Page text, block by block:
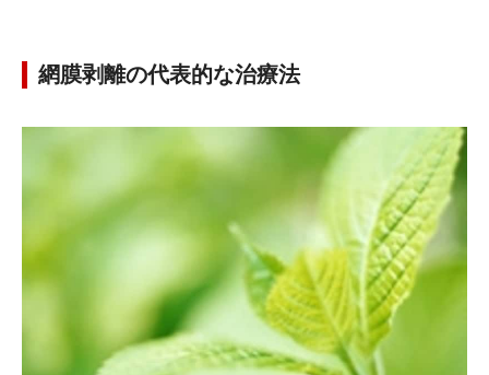
網膜剥離の代表的な治療法